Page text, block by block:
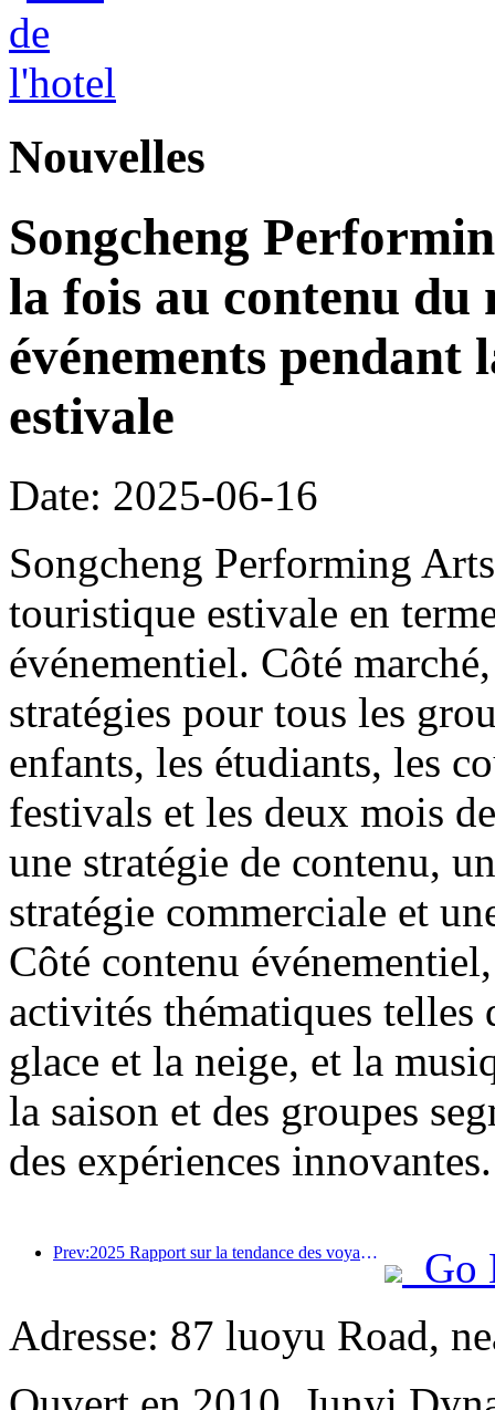
Nouvelles
Songcheng
la fois au contenu du
événements pendant
estivale
Date: 2025-06-16
Songcheng Performing
touristique estivale en
événementiel. Côté
stratégies pour tous les
enfants, les étudiants, les
festivals et les deux mois
une stratégie de contenu,
stratégie commerciale et
Côté contenu
activités thématiques telles
glace et la neige, et la
la saison et des groupes
des expériences innovantes.
Prev:2025 Rapport sur la tendance des voyages d'été: la clientèle parent-enfant représente plus de 60%
Go
Adresse: 87 luoyu Road,